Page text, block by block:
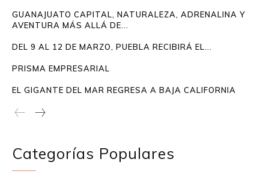
GUANAJUATO CAPITAL, NATURALEZA, ADRENALINA Y
AVENTURA MÁS ALLÁ DE...
DEL 9 AL 12 DE MARZO, PUEBLA RECIBIRÁ EL...
PRISMA EMPRESARIAL
EL GIGANTE DEL MAR REGRESA A BAJA CALIFORNIA
Categorías Populares